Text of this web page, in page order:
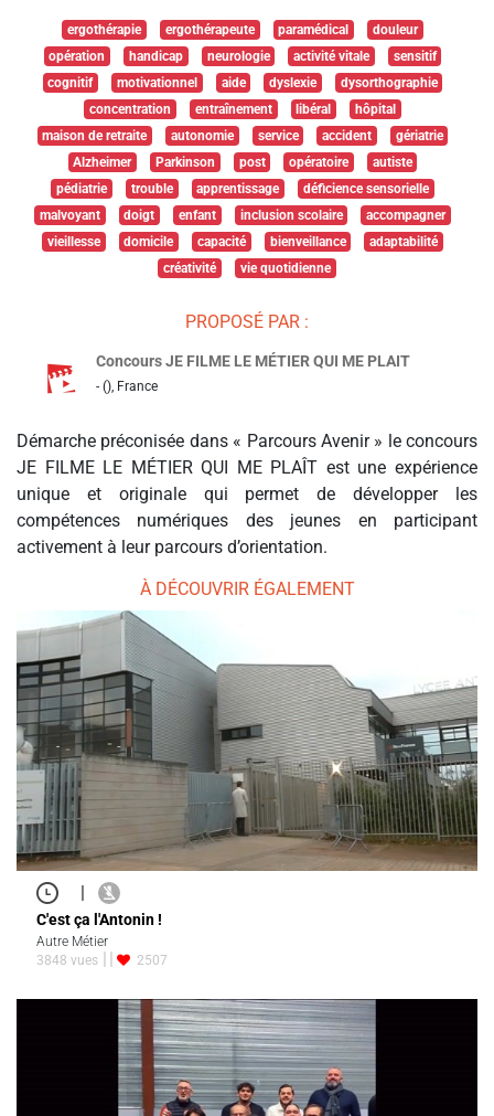
ergothérapie ergothérapeute paramédical
douleur
opération
handicap neurologie activité vitale
sensitif
cognitif
motivationnel aide dyslexie
dysorthographie
concentration
entraînement libéral
hôpital
maison de retraite
autonomie service accident
gériatrie
Alzheimer
Parkinson post opératoire
autiste
pédiatrie
trouble apprentissage
déficience sensorielle
malvoyant
doigt enfant inclusion scolaire
accompagner
vieillesse
domicile capacité bienveillance
adaptabilité
créativité
vie quotidienne
PROPOSÉ PAR :
Concours JE FILME LE MÉTIER QUI ME PLAIT
- (), France
Démarche préconisée dans « Parcours Avenir » le concours
JE FILME LE MÉTIER QUI ME PLAÎT est une expérience
unique et originale qui permet de développer les
compétences numériques des jeunes en participant
activement à leur parcours d’orientation.
À DÉCOUVRIR ÉGALEMENT
|
C'est ça l'Antonin !
Autre Métier
3848 vues
2507